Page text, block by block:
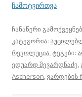
ჩამოტვირთვა
ჩანაწერი
კატეგორია:
რევოლუცია, ტეგები:
ედუარდ შევარდნაძე,
Ascherson,ვარდების